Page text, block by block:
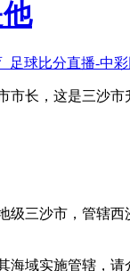
足球比分直播-中
长，这是三沙
沙市，管辖
域实施管辖，请